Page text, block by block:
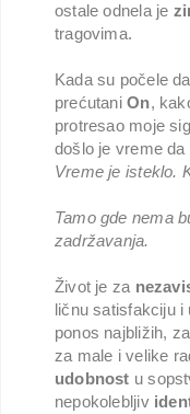
ostale odnela je
tragovima.
Kada su počele
prećutaniOn,
protresao moje
došlo je vreme
Vreme je isteklo.
Tamo gde nema
zadržavanja.
Život je za
ličnu satisfakciju i
ponos najbližih,
za male i velike
udobnost u
nepokolebljiv